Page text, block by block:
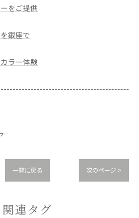
をご提供
銀座で
ラー体験
ー
一覧に戻る 次のページ >
関連タグ